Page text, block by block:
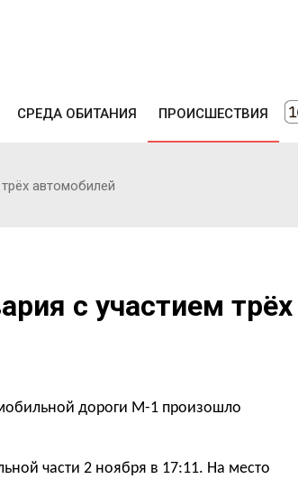
СРЕДА ОБИТАНИЯ ПРОИСШЕСТВИЯ
автомобилей
с участием трёх
дороги М-1 произошло
части 2 ноября в 17:11. На место